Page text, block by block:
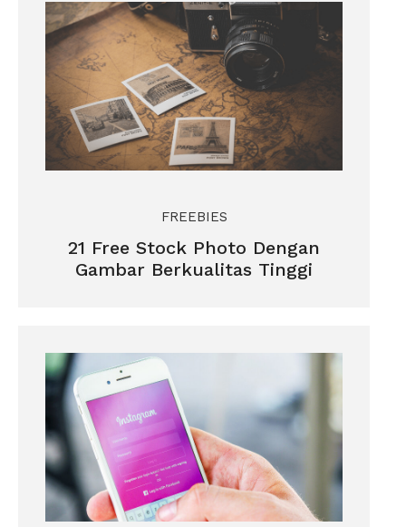
FREEBIES
21 Free Stock Photo Dengan
Gambar Berkualitas Tinggi